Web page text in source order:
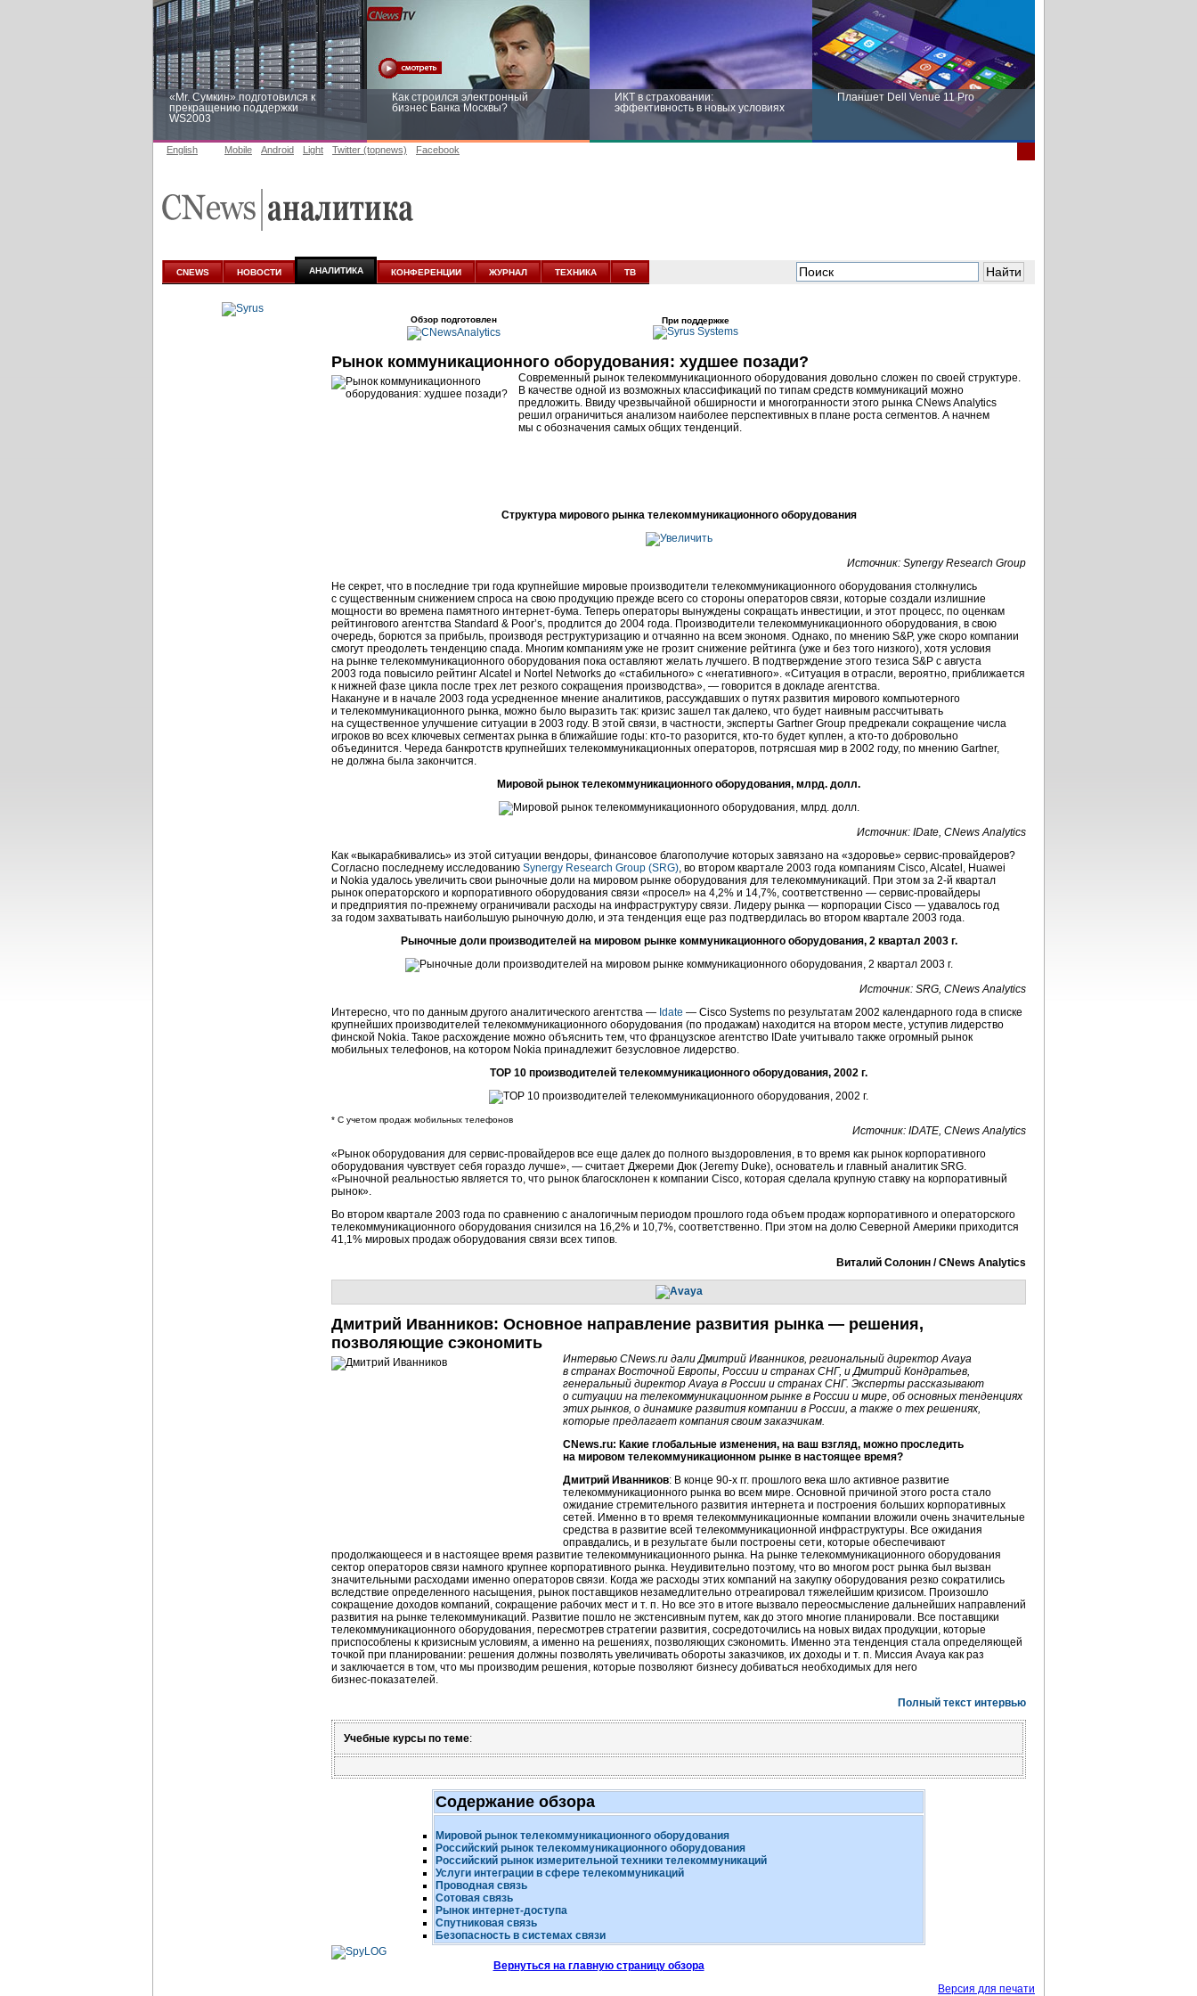
«Mr. Сумкин» подготовился к
прекращению поддержки
WS2003
Как строился электронный
бизнес Банка Москвы?
ИКТ в страховании:
эффективность в новых условиях
Планшет Dell Venue 11 Pro
аналитике
новых условиях
English Mobile Android Light Twitter (topnews) Facebook
CNEWS НОВОСТИ АНАЛИТИКА КОНФЕРЕНЦИИ ЖУРНАЛ ТЕХНИКА ТВ
Обзор подготовлен При поддержке
Рынок коммуникационного оборудования: худшее позади?
Современный рынок телекоммуникационного оборудования довольно сложен по своей структуре.
В качестве одной из возможных классификаций по типам средств коммуникаций можно
предложить. Ввиду чрезвычайной обширности и многогранности этого рынка CNews Analytics
решил ограничиться анализом наиболее перспективных в плане роста сегментов. А начнем
мы с обозначения самых общих тенденций.
Структура мирового рынка телекоммуникационного оборудования
Источник: Synergy Research Group
Не секрет, что в последние три года крупнейшие мировые производители телекоммуникационного оборудования столкнулись
с существенным снижением спроса на свою продукцию прежде всего со стороны операторов связи, которые создали излишние
мощности во времена памятного интернет-бума. Теперь операторы вынуждены сокращать инвестиции, и этот процесс, по оценкам
рейтингового агентства Standard & Poor’s, продлится до 2004 года. Производители телекоммуникационного оборудования, в свою
очередь, борются за прибыль, производя реструктуризацию и отчаянно на всем экономя. Однако, по мнению S&P, уже скоро компании
смогут преодолеть тенденцию спада. Многим компаниям уже не грозит снижение рейтинга (уже и без того низкого), хотя условия
на рынке телекоммуникационного оборудования пока оставляют желать лучшего. В подтверждение этого тезиса S&P с августа
2003 года повысило рейтинг Alcatel и Nortel Networks до «стабильного» с «негативного». «Ситуация в отрасли, вероятно, приближается
к нижней фазе цикла после трех лет резкого сокращения производства», — говорится в докладе агентства.
Накануне и в начале 2003 года усредненное мнение аналитиков, рассуждавших о путях развития мирового компьютерного
и телекоммуникационного рынка, можно было выразить так: кризис зашел так далеко, что будет наивным рассчитывать
на существенное улучшение ситуации в 2003 году. В этой связи, в частности, эксперты Gartner Group предрекали сокращение числа
игроков во всех ключевых сегментах рынка в ближайшие годы: кто-то разорится, кто-то будет куплен, а кто-то добровольно
объединится. Череда банкротств крупнейших телекоммуникационных операторов, потрясшая мир в 2002 году, по мнению Gartner,
не должна была закончится.
Мировой рынок телекоммуникационного оборудования, млрд. долл.
Источник: IDate, CNews Analytics
Как «выкарабкивались» из этой ситуации вендоры, финансовое благополучие которых завязано на «здоровье» сервис-провайдеров?
Согласно последнему исследованию Synergy Research Group (SRG), во втором квартале 2003 года компаниям Cisco, Alcatel, Huawei
и Nokia удалось увеличить свои рыночные доли на мировом рынке оборудования для телекоммуникаций. При этом за 2-й квартал
рынок операторского и корпоративного оборудования связи «просел» на 4,2% и 14,7%, соответственно — сервис-провайдеры
и предприятия по-прежнему ограничивали расходы на инфраструктуру связи. Лидеру рынка — корпорации Cisco — удавалось год
за годом захватывать наибольшую рыночную долю, и эта тенденция еще раз подтвердилась во втором квартале 2003 года.
Рыночные доли производителей на мировом рынке коммуникационного оборудования, 2 квартал 2003 г.
Источник: SRG, CNews Analytics
Интересно, что по данным другого аналитического агентства — Idate — Cisco Systems по результатам 2002 календарного года в списке
крупнейших производителей телекоммуникационного оборудования (по продажам) находится на втором месте, уступив лидерство
финской Nokia. Такое расхождение можно объяснить тем, что французское агентство IDate учитывало также огромный рынок
мобильных телефонов, на котором Nokia принадлежит безусловное лидерство.
TОР 10 производителей телекоммуникационного оборудования, 2002 г.
* С учетом продаж мобильных телефонов
Источник: IDATE, CNews Analytics
«Рынок оборудования для сервис-провайдеров все еще далек до полного выздоровления, в то время как рынок корпоративного
оборудования чувствует себя гораздо лучше», — считает Джереми Дюк (Jeremy Duke), основатель и главный аналитик SRG.
«Рыночной реальностью является то, что рынок благосклонен к компании Cisco, которая сделала крупную ставку на корпоративный
рынок».
Во втором квартале 2003 года по сравнению с аналогичным периодом прошлого года объем продаж корпоративного и операторского
телекоммуникационного оборудования снизился на 16,2% и 10,7%, соответственно. При этом на долю Северной Америки приходится
41,1% мировых продаж оборудования связи всех типов.
Виталий Солонин / CNews Analytics
Дмитрий Иванников: Основное направление развития рынка — решения,
позволяющие сэкономить
Интервью CNews.ru дали Дмитрий Иванников, региональный директор Avaya
в странах Восточной Европы, России и странах СНГ, и Дмитрий Кондратьев,
генеральный директор Avaya в России и странах СНГ. Эксперты рассказывают
о ситуации на телекоммуникационном рынке в России и мире, об основных тенденциях
этих рынков, о динамике развития компании в России, а также о тех решениях,
которые предлагает компания своим заказчикам.
CNews.ru: Какие глобальные изменения, на ваш взгляд, можно проследить
на мировом телекоммуникационном рынке в настоящее время?
Дмитрий Иванников: В конце 90-х гг. прошлого века шло активное развитие
телекоммуникационного рынка во всем мире. Основной причиной этого роста стало
ожидание стремительного развития интернета и построения больших корпоративных
сетей. Именно в то время телекоммуникационные компании вложили очень значительные
средства в развитие всей телекоммуникационной инфраструктуры. Все ожидания
оправдались, и в результате были построены сети, которые обеспечивают
продолжающееся и в настоящее время развитие телекоммуникационного рынка. На рынке телекоммуникационного оборудования
сектор операторов связи намного крупнее корпоративного рынка. Неудивительно поэтому, что во многом рост рынка был вызван
значительными расходами именно операторов связи. Когда же расходы этих компаний на закупку оборудования резко сократились
вследствие определенного насыщения, рынок поставщиков незамедлительно отреагировал тяжелейшим кризисом. Произошло
сокращение доходов компаний, сокращение рабочих мест и т. п. Но все это в итоге вызвало переосмысление дальнейших направлений
развития на рынке телекоммуникаций. Развитие пошло не экстенсивным путем, как до этого многие планировали. Все поставщики
телекоммуникационного оборудования, пересмотрев стратегии развития, сосредоточились на новых видах продукции, которые
приспособлены к кризисным условиям, а именно на решениях, позволяющих сэкономить. Именно эта тенденция стала определяющей
точкой при планировании: решения должны позволять увеличивать обороты заказчиков, их доходы и т. п. Миссия Avaya как раз
и заключается в том, что мы производим решения, которые позволяют бизнесу добиваться необходимых для него
бизнес-показателей.
Полный текст интервью
Учебные курсы по теме:
Содержание обзора
Мировой рынок телекоммуникационного оборудования
Российский рынок телекоммуникационного оборудования
Российский рынок измерительной техники телекоммуникаций
Услуги интеграции в сфере телекоммуникаций
Проводная связь
Сотовая связь
Рынок интернет-доступа
Спутниковая связь
Безопасность в системах связи
Вернуться на главную страницу обзора
Версия для печати